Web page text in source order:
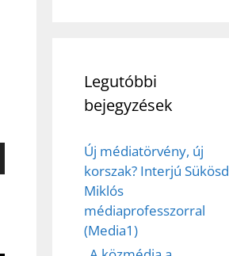
Legutóbbi
bejegyzések
Új médiatörvény, új
korszak? Interjú Sükösd
Miklós
médiaprofesszorral
(Media1)